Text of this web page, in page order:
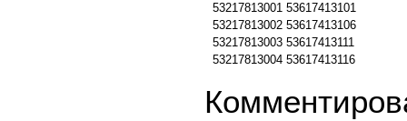
53217813001 53617413101
53217813002 53617413106
53217813003 53617413111
53217813004 53617413116